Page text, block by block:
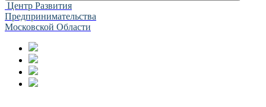
Центр Развития
Предпринимательства
Московской Области